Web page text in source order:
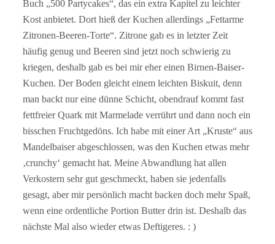
Buch „500 Partycakes“, das ein extra Kapitel zu leichter
Kost anbietet. Dort hieß der Kuchen allerdings „Fettarme
Zitronen-Beeren-Torte“. Zitrone gab es in letzter Zeit
häufig genug und Beeren sind jetzt noch schwierig zu
kriegen, deshalb gab es bei mir eher einen Birnen-Baiser-
Kuchen. Der Boden gleicht einem leichten Biskuit, denn
man backt nur eine dünne Schicht, obendrauf kommt fast
fettfreier Quark mit Marmelade verrührt und dann noch ein
bisschen Fruchtgedöns. Ich habe mit einer Art „Kruste“ aus
Mandelbaiser abgeschlossen, was den Kuchen etwas mehr
‚crunchy‘ gemacht hat. Meine Abwandlung hat allen
Verkostern sehr gut geschmeckt, haben sie jedenfalls
gesagt, aber mir persönlich macht backen doch mehr Spaß,
wenn eine ordentliche Portion Butter drin ist. Deshalb das
nächste Mal also wieder etwas Deftigeres. : )